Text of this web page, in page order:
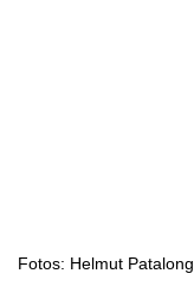
Fotos: Helmut Patalong